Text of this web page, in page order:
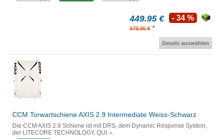
449.95 €
679.95 € *
- 34 %
Details auswählen
CCM Torwartschiene AXIS 2.9 Intermediate Weiss-Schwarz
Die CCM AXIS 2.9 Schiene ist mit DRS, dem Dynamic Response System,
der LITECORE TECHNOLOGY, QUI.